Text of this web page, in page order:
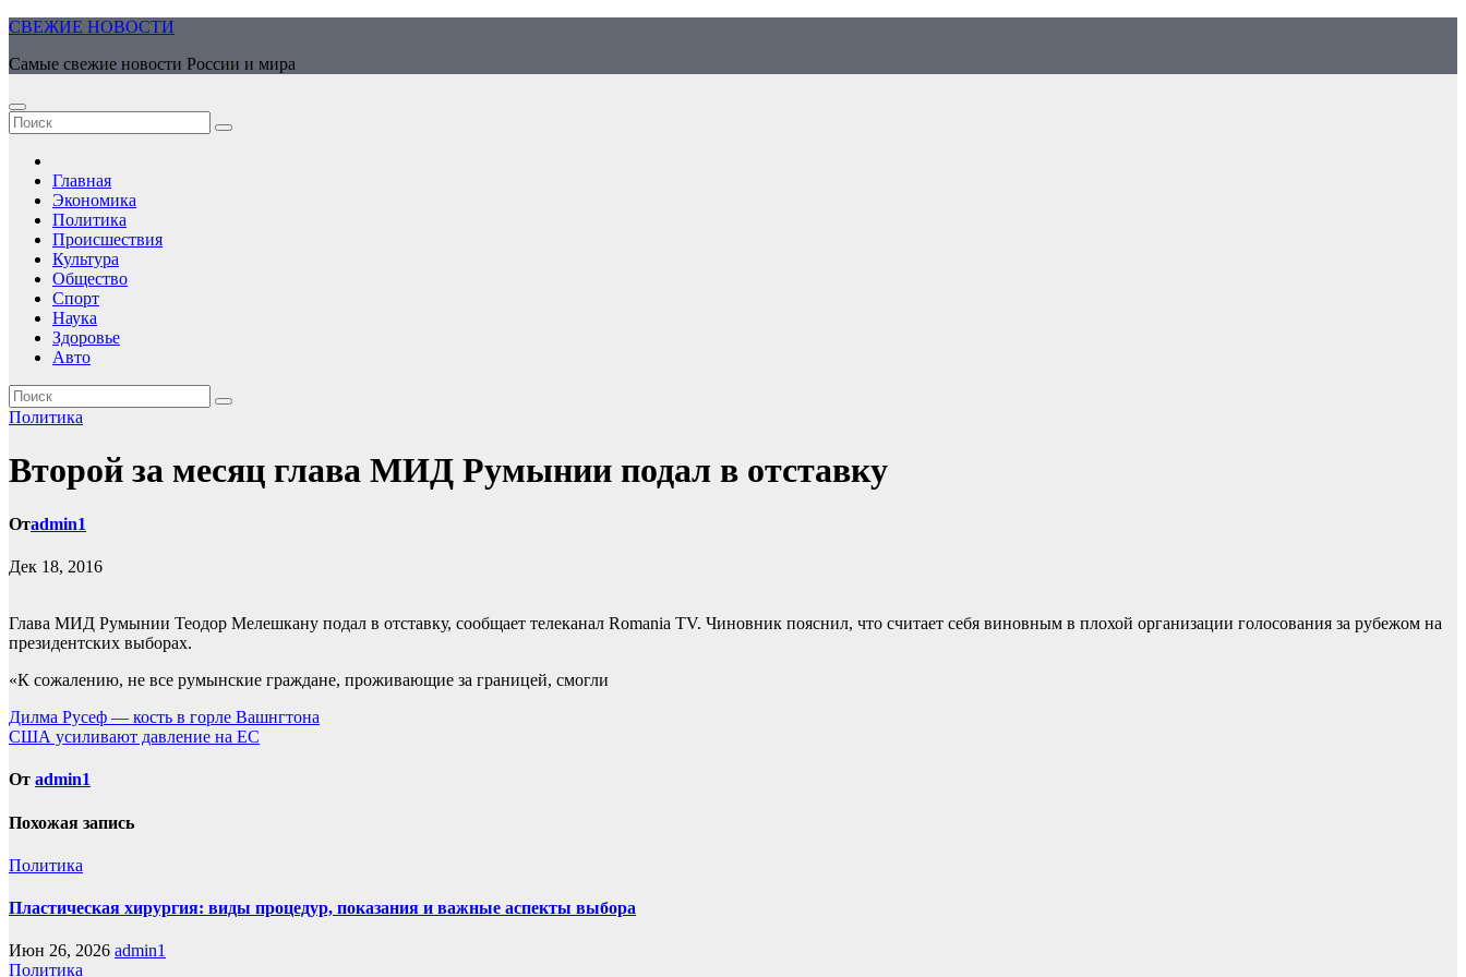
Перейти
содержимому
СВЕЖИЕ НОВОСТИ
Самые свежие новости России и мира
Главная
Экономика
Политика
Происшествия
Культура
Общество
Спорт
Наука
Здоровье
Авто
Политика
Второй за месяц глава МИД Румынии подал в отставку
Отadmin1
Дек 18, 2016
Глава МИД Румынии Теодор Мелешкану подал в отставку, сообщает телеканал Romania TV. Чиновник пояснил, что считает себя виновным в плохой организации голосования за рубежом на
президентских выборах.
«К сожалению, не все румынские граждане, проживающие за границей, смогли
Навигация
по
записям
Дилма Русеф — кость в горле Вашнгтона
США усиливают давление на ЕС
От admin1
Похожая запись
Политика
Пластическая хирургия: виды процедур, показания и важные аспекты выбора
Июн 26, 2026 admin1
Политика